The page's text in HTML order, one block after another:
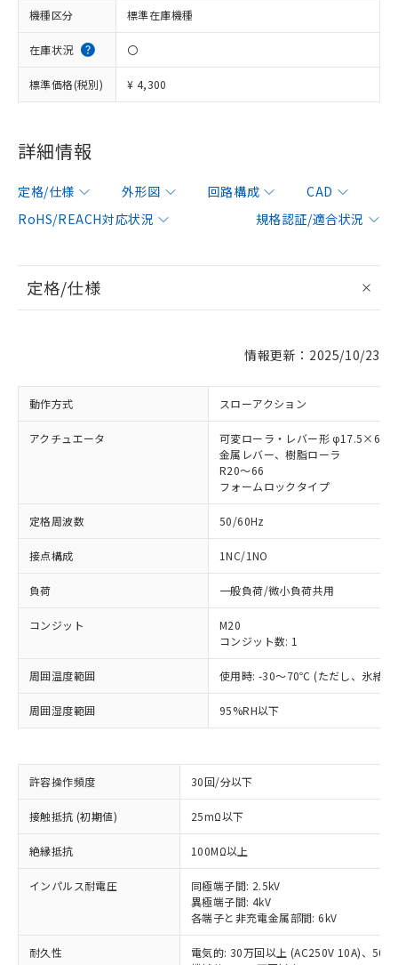
機種区分 標準在庫機種
在庫状況 〇
標準価格(税別) ¥ 4,300
詳細情報
定格/仕様 外形図 回路構成
CAD
RoHS/REACH対応状況
規格認証/適合状況
定格/仕様
情報更新：2025/10/23
動作方式 スローアクション
アクチュエータ
可変ローラ・レバー形 φ17.5×6.8
金属レバー、樹脂ローラ
R20～66
フォームロックタイプ
定格周波数 50/60Hz
接点構成 1NC/1NO
負荷 一般負荷/微小負荷共用
コンジット
M20
コンジット数: 1
周囲温度範囲 使用時: -30～70℃ (ただし、氷結し
周囲湿度範囲 95%RH以下
許容操作頻度 30回/分以下
接触抵抗 (初期値) 25mΩ以下
絶縁抵抗 100MΩ以上
インパルス耐電圧
同極端子間: 2.5kV
異極端子間: 4kV
各端子と非充電金属部間: 6kV
耐久性
電気的: 30万回以上 (AC250V 10A)、50
※1 対応状況
対応済み：EU RoHS指令（10物質）の
非含有に対応した製品が提供可能な商品で
す。
対応予定：EU RoHS指令（10物質）の非含
有に対応した製品に切り替える予定のある
対応予定なし：EU RoHS指令（10物質）の